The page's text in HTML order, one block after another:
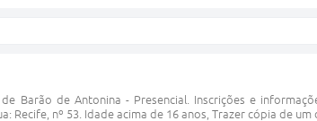
Barão de Antonina - Presencial. Inscrições e
Recife, nº 53. Idade acima de 16 anos, Trazer cópia de um